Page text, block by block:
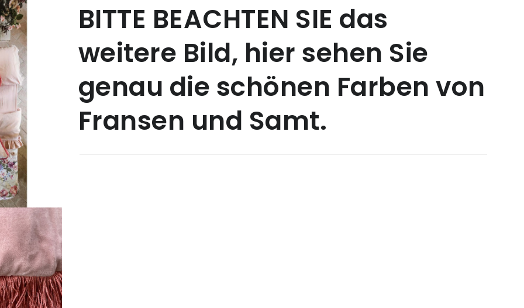
BITTE BEACHTEN SIE das
weitere Bild, hier sehen Sie
genau die schönen Farben von
Fransen und Samt.